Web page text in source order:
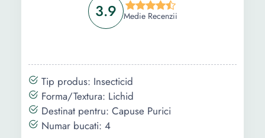
3.9 Medie Recenzii
Tip produs: Insecticid
Forma/Textura: Lichid
Destinat pentru: Capuse Purici
Numar bucati: 4